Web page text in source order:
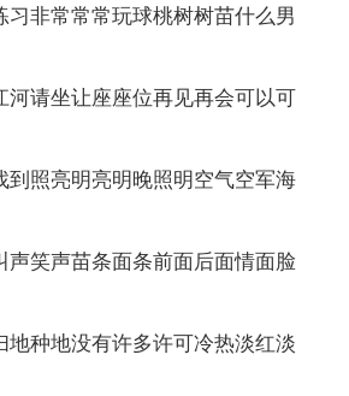
非常常常玩球桃树树苗什么男
请坐让座座位再见再会可以可
照亮明亮明晚照明空气空军海
笑声苗条面条前面后面情面脸
种地没有许多许可冷热淡红淡